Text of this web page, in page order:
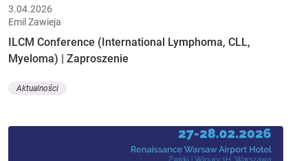
3.04.2026
Emil Zawieja
ILCM Conference (International Lymphoma, CLL,
Myeloma) | Zaproszenie
Aktualności